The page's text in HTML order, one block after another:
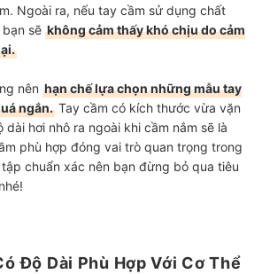
Ngoài ra, nếu tay cầm sử dụng chất
bạn sẽ không cảm thấy khó chịu do cảm
nên hạn chế lựa chọn những mẫu tay
ngắn. Tay cầm có kích thước vừa vặn
hơi nhô ra ngoài khi cầm nắm sẽ là
phù hợp đóng vai trò quan trọng trong
chuẩn xác nên bạn đừng bỏ qua tiêu
Độ Dài Phù Hợp Với Cơ Thể